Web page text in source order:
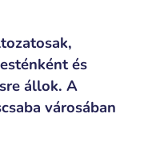
és
állok. A
városában